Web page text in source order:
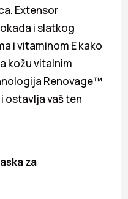
Extensor
i slatkog
i vitaminom E kako
kožu vitalnim
Renovage™
ostavlja vaš ten
za